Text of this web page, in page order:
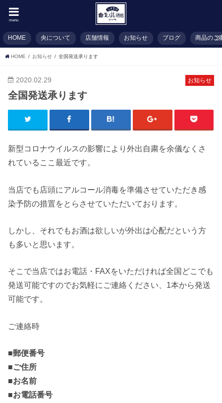
menu
HOME 央について 店舗情報 お知らせ ブログ 商品のご
HOME お知らせ 全国発送承ります
お知らせ
2020.02.29
全国発送承ります
新型コロナウイルスの影響により外出自粛を余儀なくさ
れているここ最近です。
当店でも店頭にアルコール消毒を準備させていただき感
染予防の措置をとらさせていただいております。
しかし、それでもお酒は欲しいが外出は心配だという方
も多いと思います。
そこで当店ではお電話・FAXをいただければ全国どこでも
発送可能ですのでお気軽にご連絡ください、1本から発送
可能です。
ご連絡時
■郵便番号
■ご住所
■お名前
■お電話番号